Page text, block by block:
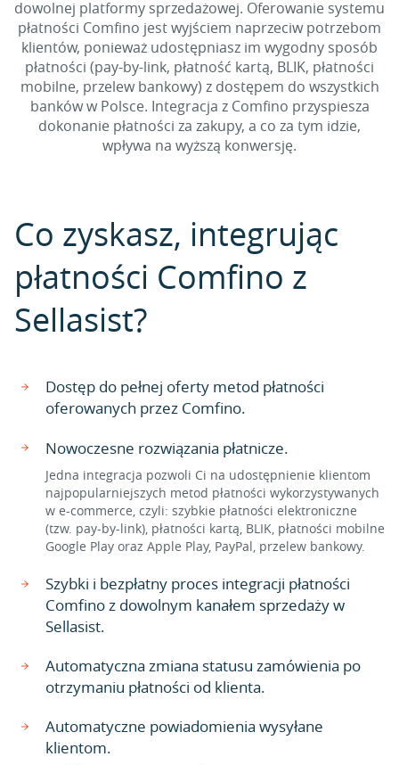
dowolnej platformy sprzedażowej. Oferowanie systemu
płatności Comfino jest wyjściem naprzeciw potrzebom
klientów, ponieważ udostępniasz im wygodny sposób
płatności (pay-by-link, płatność kartą, BLIK, płatności
mobilne, przelew bankowy) z dostępem do wszystkich
banków w Polsce. Integracja z Comfino przyspiesza
dokonanie płatności za zakupy, a co za tym idzie,
wpływa na wyższą konwersję.
Co zyskasz, integrując
płatności Comfino z
Sellasist?
Dostęp do pełnej oferty metod płatności
oferowanych przez Comfino.
Nowoczesne rozwiązania płatnicze.
Jedna integracja pozwoli Ci na udostępnienie klientom
najpopularniejszych metod płatności wykorzystywanych
w e-commerce, czyli: szybkie płatności elektroniczne
(tzw. pay-by-link), płatności kartą, BLIK, płatności mobilne
Google Play oraz Apple Play, PayPal, przelew bankowy.
Szybki i bezpłatny proces integracji płatności
Comfino z dowolnym kanałem sprzedaży w
Sellasist.
Automatyczna zmiana statusu zamówienia po
otrzymaniu płatności od klienta.
Automatyczne powiadomienia wysyłane
klientom.